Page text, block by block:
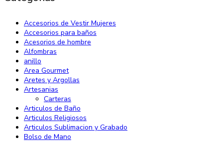
Accesorios de Vestir Mujeres
Accesorios para baños
Acesorios de hombre
Alfombras
anillo
Area Gourmet
Aretes y Argollas
Artesanias
Carteras
Articulos de Baño
Articulos Religiosos
Articulos Sublimacion y Grabado
Bolso de Mano